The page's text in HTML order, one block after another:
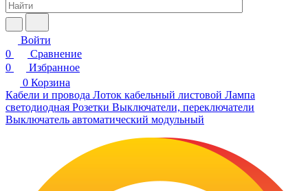
Войти
0
Сравнение
0
Избранное
0 Корзина
Кабели и провода Лоток кабельный листовой Лампа
светодиодная Розетки Выключатели, переключатели
Выключатель автоматический модульный